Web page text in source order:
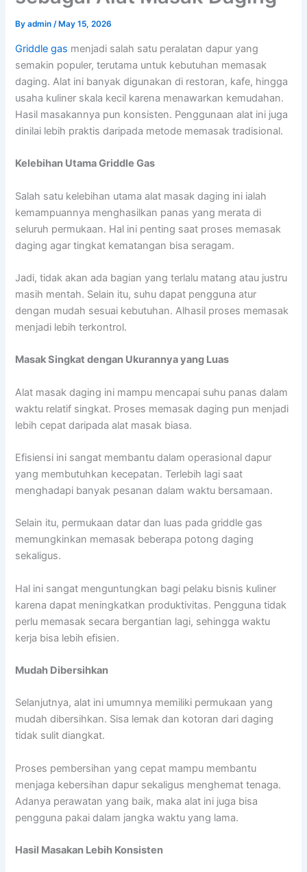
Byadmin/ May 15, 2026
Griddle gas menjadi salah satu peralatan dapur yang
semakin populer, terutama untuk kebutuhan memasak
daging. Alat ini banyak digunakan di restoran, kafe, hingga
usaha kuliner skala kecil karena menawarkan kemudahan.
Hasil masakannya pun konsisten. Penggunaan alat ini juga
dinilai lebih praktis daripada metode memasak tradisional.
Kelebihan Utama Griddle Gas
Salah satu kelebihan utama alat masak daging ini ialah
kemampuannya menghasilkan panas yang merata di
seluruh permukaan. Hal ini penting saat proses memasak
daging agar tingkat kematangan bisa seragam.
Jadi, tidak akan ada bagian yang terlalu matang atau justru
masih mentah. Selain itu, suhu dapat pengguna atur
dengan mudah sesuai kebutuhan. Alhasil proses memasak
menjadi lebih terkontrol.
Masak Singkat dengan Ukurannya yang Luas
Alat masak daging ini mampu mencapai suhu panas dalam
waktu relatif singkat. Proses memasak daging pun menjadi
lebih cepat daripada alat masak biasa.
Efisiensi ini sangat membantu dalam operasional dapur
yang membutuhkan kecepatan. Terlebih lagi saat
menghadapi banyak pesanan dalam waktu bersamaan.
Selain itu, permukaan datar dan luas pada griddle gas
memungkinkan memasak beberapa potong daging
sekaligus.
Hal ini sangat menguntungkan bagi pelaku bisnis kuliner
karena dapat meningkatkan produktivitas. Pengguna tidak
perlu memasak secara bergantian lagi, sehingga waktu
kerja bisa lebih efisien.
Mudah Dibersihkan
Selanjutnya, alat ini umumnya memiliki permukaan yang
mudah dibersihkan. Sisa lemak dan kotoran dari daging
tidak sulit diangkat.
Proses pembersihan yang cepat mampu membantu
menjaga kebersihan dapur sekaligus menghemat tenaga.
Adanya perawatan yang baik, maka alat ini juga bisa
pengguna pakai dalam jangka waktu yang lama.
Hasil Masakan Lebih Konsisten